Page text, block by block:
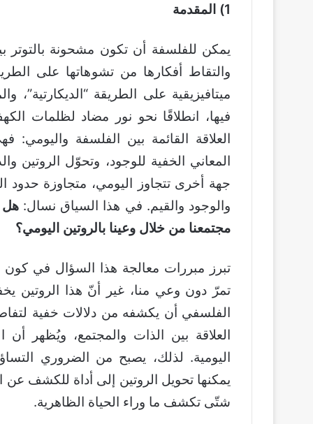
1) المقدمة
يمكن للفلسفة أن تكون مشحونة بالتوتر
والتقاط أفكارها من تشوهاتها على
ميتافيزيقية على الطريقة
فيها، انطلاقًا نحو نور مضاد لظلمات
العلاقة القائمة بين الفلسفة
المعاني الخفية للوجود، وتحوّل الروتين
جهة أخرى تتجاوز اليومي، متجاوزة حدود
والوجود والقيم. في هذا السياق نسال:هل
مجتمعنا من خلال وعينا بالروتين اليومي؟
تبرز مبررات معالجة هذا السؤال في كون
تمرّ دون وعي منا، غير أنّ هذا الروتين
الفلسفي أن يكشفه من دلالات خفية
العلاقة بين الذات والمجتمع، ويُظهر أن
اليومية. لذلك، يصبح من الضروري
يمكنها تحويل الروتين إلى أداة للكشف عن
شتّى تكشف ما وراء الحياة الظاهرية.